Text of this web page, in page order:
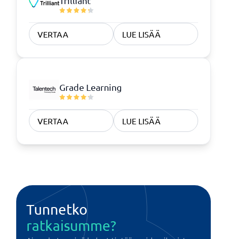
VERTAA LUE LISÄÄ
Grade Learning
VERTAA LUE LISÄÄ
Tunnetko
ratkaisumme?